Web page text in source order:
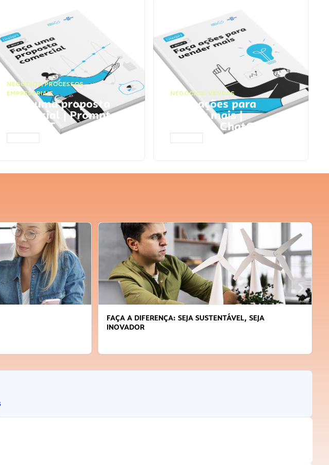
NEGÓCIOS,PROCESSOS
EMPRESARIAIS
Faça uma proposta
comercial | Prompts
ChatGPT
NEGÓCIOS, VENDAS
Faça ações para
vender mais |
Prompts ChatGPT
SEJA
APRENDA A GERENCIAR O SEU TEMPO